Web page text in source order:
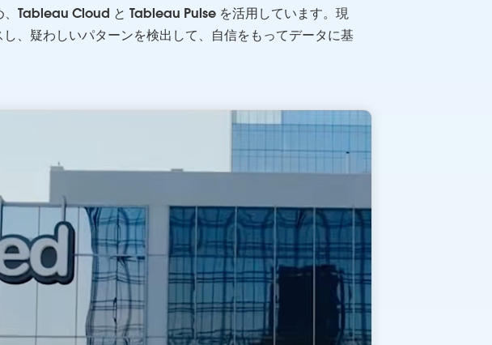
Tableau Cloud と Tableau Pulse を活用しています。現
、疑わしいパターンを検出して、自信をもってデータに基